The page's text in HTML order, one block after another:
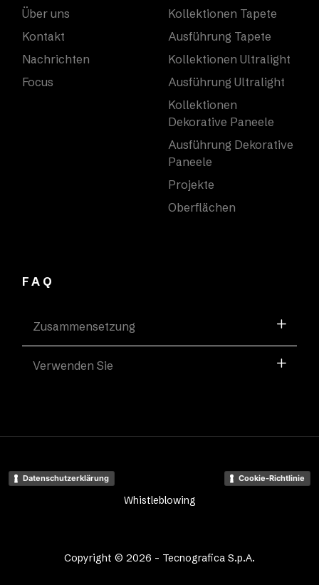
Über uns
Kontakt
Nachrichten
Focus
Kollektionen Tapete
Ausführung Tapete
Kollektionen Ultralight
Ausführung Ultralight
Kollektionen
Dekorative Paneele
Ausführung Dekorative
Paneele
Projekte
Oberflächen
FAQ
Zusammensetzung
Verwenden Sie
Copyright © 2026 - Tecnografica S.p.A.
Datenschutzerklärung Cookie-Richtlinie
Whistleblowing